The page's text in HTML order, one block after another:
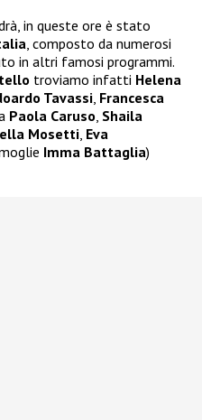
in queste ore è stato
, composto da numerosi
in altri famosi programmi.
troviamo infatti Helena
Tavassi, Francesca
Paola Caruso, Shaila
Mosetti, Eva
Imma Battaglia)